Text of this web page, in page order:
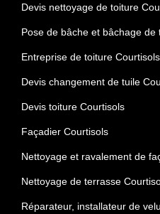
Devis nettoyage de toiture
Pose de bâche et bâchage de
Entreprise de toiture Courtisols
Devis changement de tuile
Devis toiture Courtisols
Façadier Courtisols
Nettoyage et ravalement de
Nettoyage de terrasse
Réparateur, installateur de